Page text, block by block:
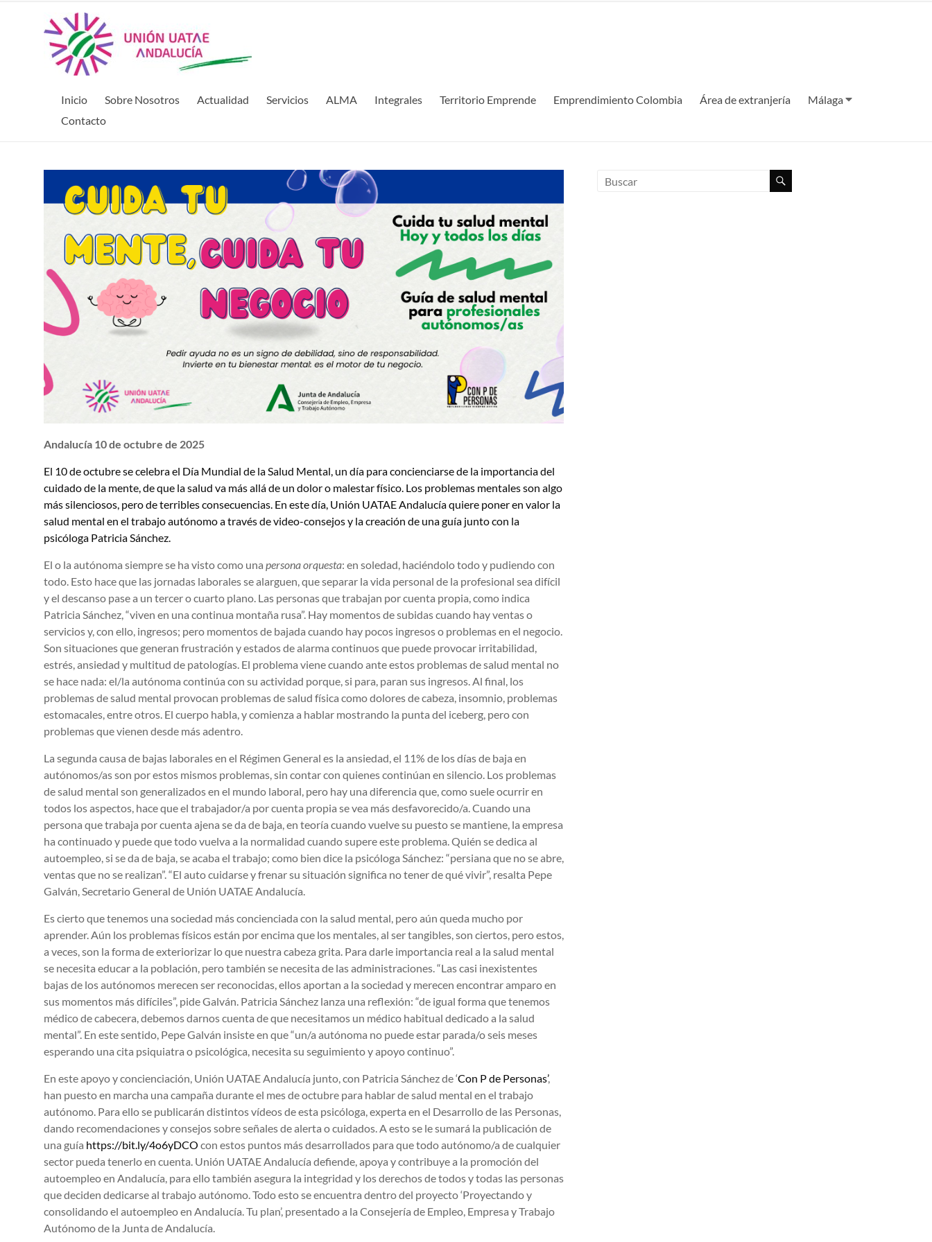
Inicio Sobre Nosotros Actualidad Servicios ALMA Integrales Territorio Emprende Emprendimiento Colombia Área de extranjería
Málaga
Contacto
Andalucía 10 de octubre de 2025
El 10 de octubre se celebra el Día Mundial de la Salud Mental, un día para concienciarse de la importancia del
cuidado de la mente, de que la salud va más allá de un dolor o malestar físico. Los problemas mentales son algo
más silenciosos, pero de terribles consecuencias. En este día, Unión UATAE Andalucía quiere poner en valor la
salud mental en el trabajo autónomo a través de video-consejos y la creación de una guía junto con la
psicóloga Patricia Sánchez.
El o la autónoma siempre se ha visto como una persona orquesta: en soledad, haciéndolo todo y pudiendo con
todo. Esto hace que las jornadas laborales se alarguen, que separar la vida personal de la profesional sea difícil
y el descanso pase a un tercer o cuarto plano. Las personas que trabajan por cuenta propia, como indica
Patricia Sánchez, “viven en una continua montaña rusa”. Hay momentos de subidas cuando hay ventas o
servicios y, con ello, ingresos; pero momentos de bajada cuando hay pocos ingresos o problemas en el negocio.
Son situaciones que generan frustración y estados de alarma continuos que puede provocar irritabilidad,
estrés, ansiedad y multitud de patologías. El problema viene cuando ante estos problemas de salud mental no
se hace nada: el/la autónoma continúa con su actividad porque, si para, paran sus ingresos. Al final, los
problemas de salud mental provocan problemas de salud física como dolores de cabeza, insomnio, problemas
estomacales, entre otros. El cuerpo habla, y comienza a hablar mostrando la punta del iceberg, pero con
problemas que vienen desde más adentro.
La segunda causa de bajas laborales en el Régimen General es la ansiedad, el 11% de los días de baja en
autónomos/as son por estos mismos problemas, sin contar con quienes continúan en silencio. Los problemas
de salud mental son generalizados en el mundo laboral, pero hay una diferencia que, como suele ocurrir en
todos los aspectos, hace que el trabajador/a por cuenta propia se vea más desfavorecido/a. Cuando una
persona que trabaja por cuenta ajena se da de baja, en teoría cuando vuelve su puesto se mantiene, la empresa
ha continuado y puede que todo vuelva a la normalidad cuando supere este problema. Quién se dedica al
autoempleo, si se da de baja, se acaba el trabajo; como bien dice la psicóloga Sánchez: “persiana que no se abre,
ventas que no se realizan”. “El auto cuidarse y frenar su situación significa no tener de qué vivir”, resalta Pepe
Galván, Secretario General de Unión UATAE Andalucía.
Es cierto que tenemos una sociedad más concienciada con la salud mental, pero aún queda mucho por
aprender. Aún los problemas físicos están por encima que los mentales, al ser tangibles, son ciertos, pero estos,
a veces, son la forma de exteriorizar lo que nuestra cabeza grita. Para darle importancia real a la salud mental
se necesita educar a la población, pero también se necesita de las administraciones. “Las casi inexistentes
bajas de los autónomos merecen ser reconocidas, ellos aportan a la sociedad y merecen encontrar amparo en
sus momentos más difíciles”, pide Galván. Patricia Sánchez lanza una reflexión: “de igual forma que tenemos
médico de cabecera, debemos darnos cuenta de que necesitamos un médico habitual dedicado a la salud
mental”. En este sentido, Pepe Galván insiste en que “un/a autónoma no puede estar parada/o seis meses
esperando una cita psiquiatra o psicológica, necesita su seguimiento y apoyo continuo”.
En este apoyo y concienciación, Unión UATAE Andalucía junto, con Patricia Sánchez de ‘Con P de Personas’,
han puesto en marcha una campaña durante el mes de octubre para hablar de salud mental en el trabajo
autónomo. Para ello se publicarán distintos vídeos de esta psicóloga, experta en el Desarrollo de las Personas,
dando recomendaciones y consejos sobre señales de alerta o cuidados. A esto se le sumará la publicación de
una guía https://bit.ly/4o6yDCO con estos puntos más desarrollados para que todo autónomo/a de cualquier
sector pueda tenerlo en cuenta. Unión UATAE Andalucía defiende, apoya y contribuye a la promoción del
autoempleo en Andalucía, para ello también asegura la integridad y los derechos de todos y todas las personas
que deciden dedicarse al trabajo autónomo. Todo esto se encuentra dentro del proyecto ‘Proyectando y
consolidando el autoempleo en Andalucía. Tu plan’, presentado a la Consejería de Empleo, Empresa y Trabajo
Autónomo de la Junta de Andalucía.